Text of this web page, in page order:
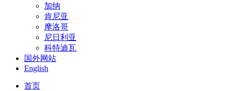
加纳
肯尼亚
摩洛哥
尼日利亚
科特迪瓦
国外网站
English
首页